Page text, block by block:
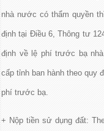
nhà nước có thẩm quyền
định tại Điều 6, Thông tư
định về lệ phí trước bạ
cấp tỉnh ban hành theo quy
phí trước bạ.
+ Nộp tiền sử dụng đất: